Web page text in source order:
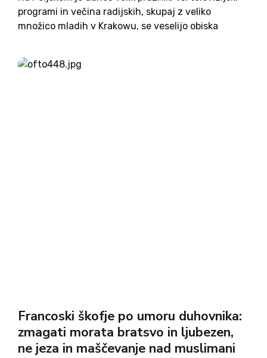
programi in večina radijskih, skupaj z veliko
množico mladih v Krakowu, se veselijo obiska
tajnik pokojnega papeža Janeza Pavla II, sedanji
nadškof Krakowa Stanislaw Dziwisz, ...
Francoski škofje po umoru duhovnika:
zmagati morata bratsvo in ljubezen,
ne jeza in maščevanje nad muslimani